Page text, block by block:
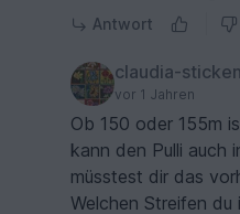
Antwort
claudia-sticken
vor 1 Jahren
Ob 150 oder 155m
kann den Pulli auch
müsstest dir das
Welchen Streifen